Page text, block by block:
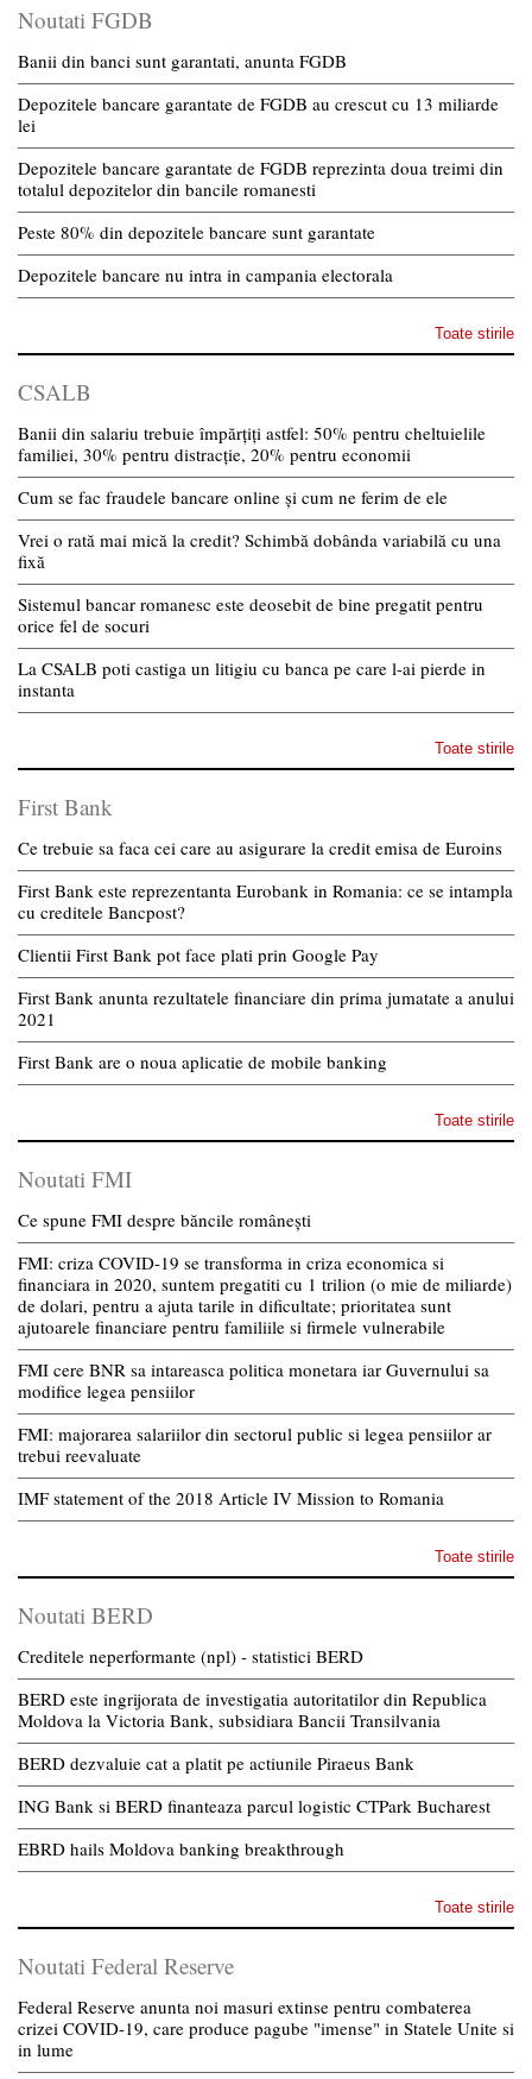
Noutati FGDB
Banii din banci sunt garantati, anunta FGDB
Depozitele bancare garantate de FGDB au crescut cu 13 miliarde
lei
Depozitele bancare garantate de FGDB reprezinta doua treimi din
totalul depozitelor din bancile romanesti
Peste 80% din depozitele bancare sunt garantate
Depozitele bancare nu intra in campania electorala
Toate stirile
CSALB
Banii din salariu trebuie împărțiți astfel: 50% pentru cheltuielile
familiei, 30% pentru distracție, 20% pentru economii
Cum se fac fraudele bancare online și cum ne ferim de ele
Vrei o rată mai mică la credit? Schimbă dobânda variabilă cu una
fixă
Sistemul bancar romanesc este deosebit de bine pregatit pentru
orice fel de socuri
La CSALB poti castiga un litigiu cu banca pe care l-ai pierde in
instanta
Toate stirile
First Bank
Ce trebuie sa faca cei care au asigurare la credit emisa de Euroins
First Bank este reprezentanta Eurobank in Romania: ce se intampla
cu creditele Bancpost?
Clientii First Bank pot face plati prin Google Pay
First Bank anunta rezultatele financiare din prima jumatate a anului
2021
First Bank are o noua aplicatie de mobile banking
Toate stirile
Noutati FMI
Ce spune FMI despre băncile românești
FMI: criza COVID-19 se transforma in criza economica si
financiara in 2020, suntem pregatiti cu 1 trilion (o mie de miliarde)
de dolari, pentru a ajuta tarile in dificultate; prioritatea sunt
ajutoarele financiare pentru familiile si firmele vulnerabile
FMI cere BNR sa intareasca politica monetara iar Guvernului sa
modifice legea pensiilor
FMI: majorarea salariilor din sectorul public si legea pensiilor ar
trebui reevaluate
IMF statement of the 2018 Article IV Mission to Romania
Toate stirile
Noutati BERD
Creditele neperformante (npl) - statistici BERD
BERD este ingrijorata de investigatia autoritatilor din Republica
Moldova la Victoria Bank, subsidiara Bancii Transilvania
BERD dezvaluie cat a platit pe actiunile Piraeus Bank
ING Bank si BERD finanteaza parcul logistic CTPark Bucharest
EBRD hails Moldova banking breakthrough
Toate stirile
Noutati Federal Reserve
Federal Reserve anunta noi masuri extinse pentru combaterea
crizei COVID-19, care produce pagube "imense" in Statele Unite si
in lume